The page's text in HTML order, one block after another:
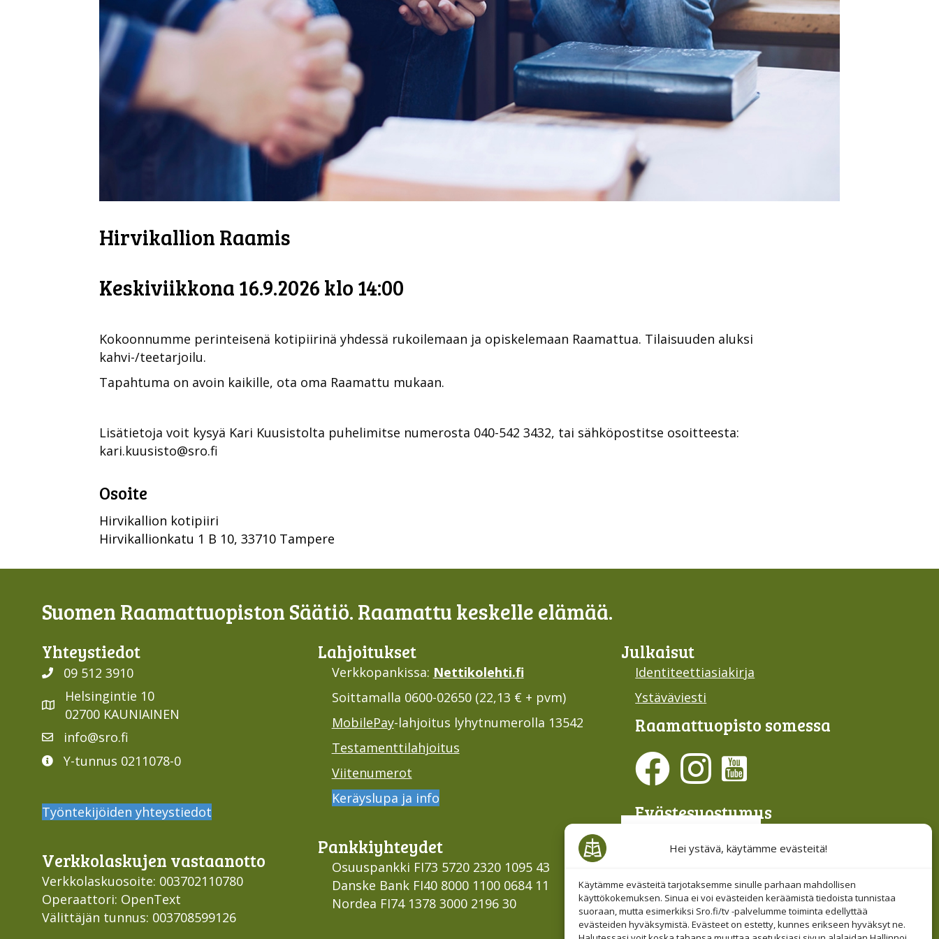
Hei ystävä, käytämme evästeitä!
Käytämme evästeitä tarjotaksemme sinulle parhaan mahdollisen
käyttökokemuksen. Sinua ei voi evästeiden keräämistä tiedoista tunnistaa
suoraan, mutta esimerkiksi Sro.fi/tv -palvelumme toiminta edellyttää
evästeiden hyväksymistä. Evästeet on estetty, kunnes erikseen hyväksyt ne.
Hirvikallion Raamis
Keskiviikkona 16.9.2026 klo 14:00
Kokoonnumme perinteisenä kotipiirinä yhdessä rukoilemaan ja opiskelemaan Raamattua. Tilaisuuden aluksi
kahvi-/teetarjoilu.
Tapahtuma on avoin kaikille, ota oma Raamattu mukaan.
Lisätietoja voit kysyä Kari Kuusistolta puhelimitse numerosta 040-542 3432, tai sähköpostitse osoitteesta:
kari.kuusisto@sro.fi
Osoite
Hirvikallion kotipiiri
Hirvikallionkatu 1 B 10, 33710 Tampere
Suomen Raamattuopiston Säätiö. Raamattu keskelle elämää.
Yhteys­tiedot
09 512 3910
Helsingintie 10
02700 KAUNIAINEN
info@sro.fi
Y-tunnus 0211078-0
Työntekijöiden yhteystiedot
Verkko­laskujen vastaan­otto
Verkkolaskuosoite: 003702110780
Operaattori: OpenText
Välittäjän tunnus: 003708599126
Lahjoi­tukset
Verkkopankissa: Nettikolehti.fi
Soittamalla 0600-02650 (22,13 € + pvm)
MobilePay-lahjoitus lyhytnumerolla 13542
Testamenttilahjoitus
Viitenumerot
Keräyslupa ja info
Pankki­yhteydet
Osuuspankki FI73 5720 2320 1095 43
Danske Bank FI40 8000 1100 0684 11
Nordea FI74 1378 3000 2196 30
Julkaisut
Identiteettiasiakirja
Ystäväviesti
Raamattu­opisto somessa
Evästesuostumus
Etsi sivuiltamme